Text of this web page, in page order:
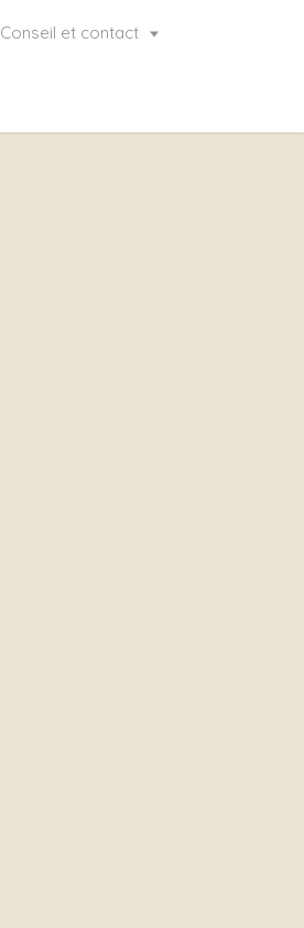
Conseil et contact